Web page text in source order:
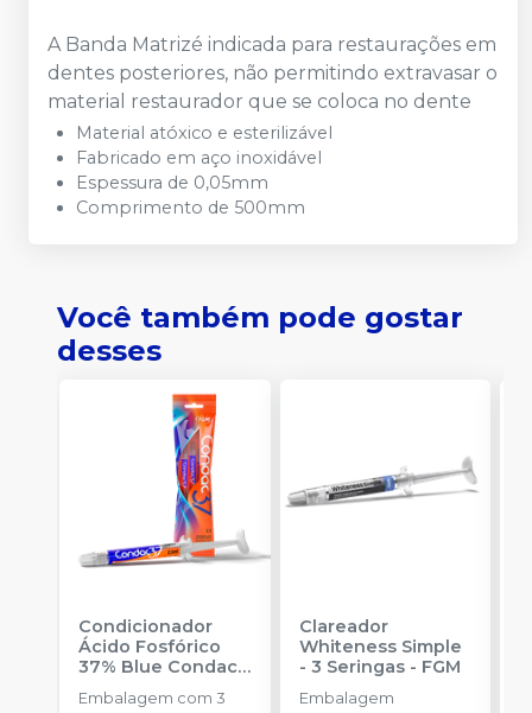
A Banda Matrizé indicada para restaurações em
dentes posteriores, não permitindo extravasar o
material restaurador que se coloca no dente
Material atóxico e esterilizável
Fabricado em aço inoxidável
Espessura de 0,05mm
Comprimento de 500mm
Você também pode gostar
desses
Condicionador
Ácido Fosfórico
37% Blue Condac-
FGM
Embalagem com 3
Clareador
Whiteness Simple
- 3 Seringas- FGM
Embalagem